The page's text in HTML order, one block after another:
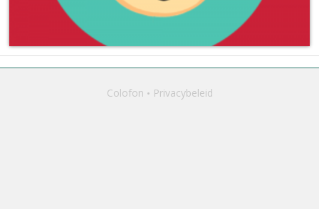
Colofon Privacybeleid